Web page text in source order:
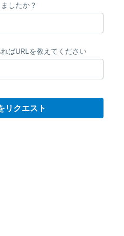
したか？
ばURLを教えてください
リクエスト